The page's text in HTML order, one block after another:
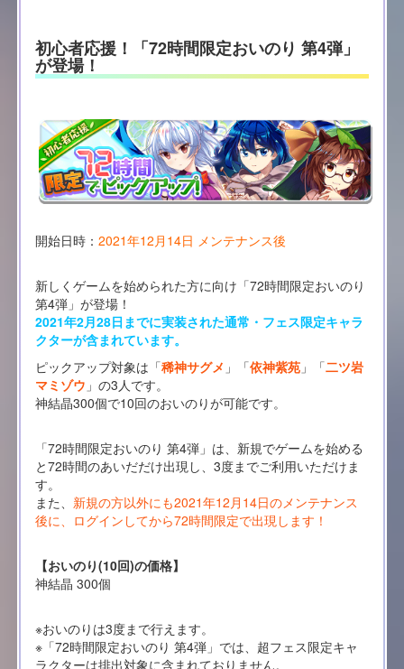
初心者応援！「72時間限定おいのり 第4弾」
が登場！
開始日時： 2021年12月14日 メンテナンス後
新しくゲームを始められた方に向け「72時間限定おいのり
第4弾」が登場！
2021年2月28日までに実装された通常・フェス限定キャラ
クターが含まれています。
ピックアップ対象は「稀神サグメ 」「依神紫苑」「二ツ岩
マミゾウ 」の3人です。
神結晶300個で10回のおいのりが可能です。
「72時間限定おいのり 第4弾」は、新規でゲームを始める
と72時間のあいだだけ出現し、3度までご利用いただけま
す。
また、 新規の方以外にも2021年12月14日のメンテナンス
後に、ログインしてから72時間限定で出現します！
【おいのり(10回)の価格】
神結晶 300個
※おいのりは3度まで行えます。
※「72時間限定おいのり 第4弾」では、超フェス限定キャ
ラクターは排出対象に含まれておりません。